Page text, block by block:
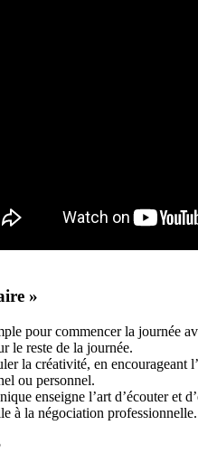
»
pour commencer la journée
le reste de la journée.
la créativité, en
ou personnel.
enseigne l’art d’écouter et
à la négociation professionnelle.